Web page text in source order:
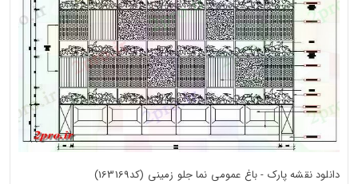
دانلود نقشه پارک - باغ عمومی نما جلو زمینی (کد163169)